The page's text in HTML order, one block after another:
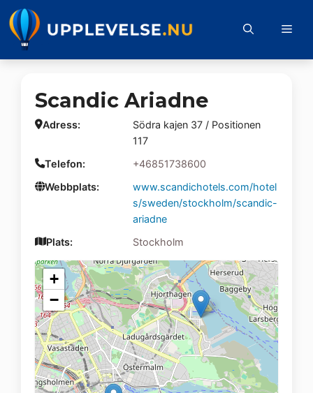
Hoppa
till
innehåll
Scandic Ariadne
Adress:
Södra kajen 37 / Positionen
117
Telefon:
+46851738600
Webbplats:
www.scandichotels.com/hotel
s/sweden/stockholm/scandic-
ariadne
Plats:
Stockholm
+
−